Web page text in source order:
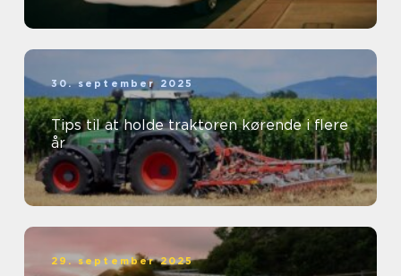
30. september 2025
Tips til at holde traktoren kørende i flere
år
29. september 2025